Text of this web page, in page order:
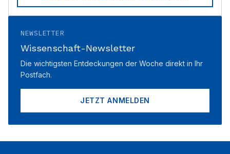
NEWSLETTER
Wissenschaft-Newsletter
Die wichtigsten Entdeckungen der Woche direkt in Ihr
Postfach.
JETZT ANMELDEN